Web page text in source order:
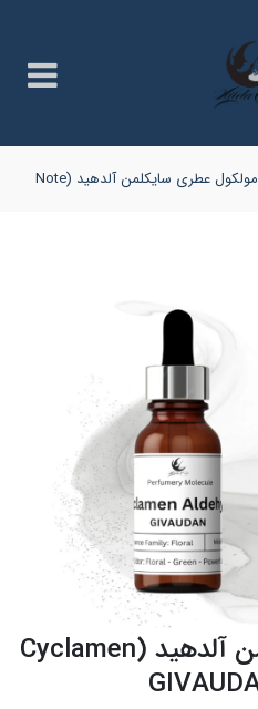
مولکول عطری سایکلمن آلدهید (Cyclamen Aldehyde Note) GIVAUDAN
مولکول عطری سایکلمن آلدهید (Cyclamen